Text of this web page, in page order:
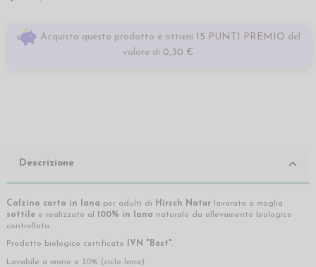
Acquista questo prodotto e ottieni 15 PUNTI PREMIO del
valore di 0,30 €
Descrizione
Calzino corto in lana per adulti di Hirsch Natur lavorato a maglia
sottile e realizzato al 100% in lana naturale da allevamento biologico
controllata.
Prodotto biologico certificato IVN "Best".
Lavabile a mano a 30% (ciclo lana).